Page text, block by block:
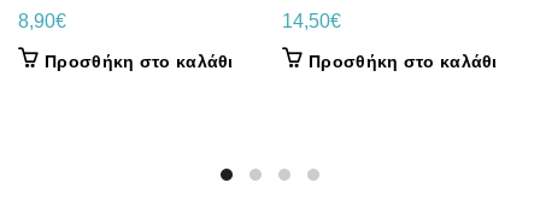
8,90€
Προσθήκη στο καλάθι
14,50€
Προσθήκη στο καλάθι